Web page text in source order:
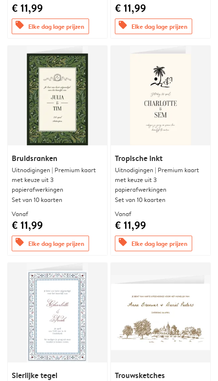
€ 11,99
offers Elke dag lage prijzen
€ 11,99
offers Elke dag lage prijzen
Bruidsranken
Uitnodigingen | Premium kaart
met keuze uit 3
papierafwerkingen
Set van 10 kaarten
Vanaf
€ 11,99
offers Elke dag lage prijzen
Tropische inkt
Uitnodigingen | Premium kaart
met keuze uit 3
papierafwerkingen
Set van 10 kaarten
Vanaf
€ 11,99
offers Elke dag lage prijzen
Sierlijke tegel Trouwsketches